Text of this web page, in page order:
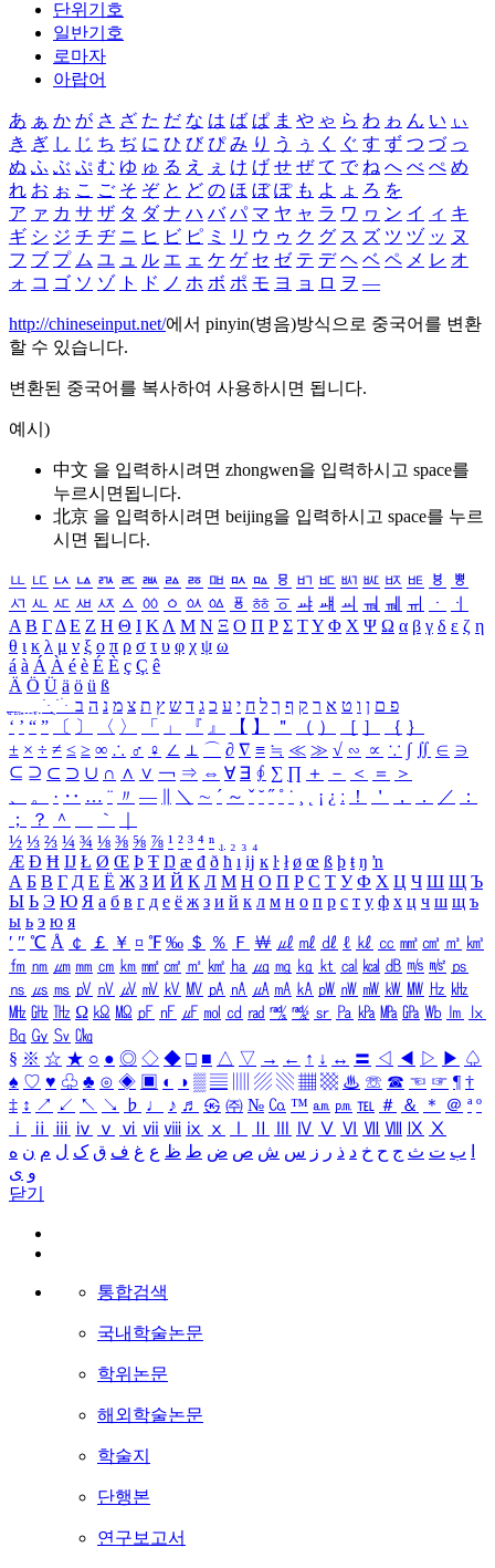
단위기호
일반기호
로마자
아랍어
あ ぁ か が さ ざ た だ な は ば ぱ ま や ゃ ら わ ゎ ん い ぃ
き ぎ し じ ち ぢ に ひ び ぴ み り う ぅ く ぐ す ず つ づ っ
ぬ ふ ぶ ぷ む ゆ ゅ る え ぇ け げ せ ぜ て で ね へ べ ぺ め
れ お ぉ こ ご そ ぞ と ど の ほ ぼ ぽ も よ ょ ろ を
ア ァ カ サ ザ タ ダ ナ ハ バ パ マ ヤ ャ ラ ワ ヮ ン イ ィ キ
ギ シ ジ チ ヂ ニ ヒ ビ ピ ミ リ ウ ゥ ク グ ス ズ ツ ヅ ッ ヌ
フ ブ プ ム ユ ュ ル エ ェ ケ ゲ セ ゼ テ デ ヘ ベ ペ メ レ オ
ォ コ ゴ ソ ゾ ト ド ノ ホ ボ ポ モ ヨ ョ ロ ヲ ―
http://chineseinput.net/에서 pinyin(병음)방식으로 중국어를 변환
할 수 있습니다.
변환된 중국어를 복사하여 사용하시면 됩니다.
예시)
中文 을 입력하시려면 zhongwen을 입력하시고 space를
누르시면됩니다.
北京 을 입력하시려면 beijing을 입력하시고 space를 누르
시면 됩니다.
ㅥ ㅦ ㅧ ㅨ ㅩ ㅪ ㅫ ㅬ ㅭ ㅮ ㅯ ㅰ ㅱ ㅲ ㅳ ㅴ ㅵ ㅶ ㅷ ㅸ
ㅹ
ㅺ ㅻ ㅼ ㅽ ㅾ ㅿ ㆀ ㆁ ㆂ ㆃ ㆄ ㆅ ㆆ ㆇ ㆈ ㆉ ㆊ ㆋ ㆌ ㆍ
ㆎ
Α Β ΓΔ Ε Ζ Η Θ Ι ΚΛ Μ Ν Ξ Ο Π Ρ Σ ΤΥ Φ Χ Ψ Ω α β γ δ ε ζ η
θ ι κ λ μ ν ξ ο π ρ σ τ υ φ χ ψ ω
á à Á À é è É È ç Ç ê
Ä Ö Ü ä ö ü ß
ִֶֹ ֻּ ׁׂ פ ם ן ו ט א ר ק ף ך ל ח י ע כ ג ד ש ץ ת צ מ נ ה ב
‘ ’ “ ” 〔 〕 〈 〉 「 」 『 』 【 】 ＂ （ ） ［ ］ ｛ ｝
± × ÷ ≠ ≤ ≥ ∞ ∴ ♂ ♀ ∠ ⊥ ⌒ ∂ ∇ ≡ ≒ ≪ ≫ √ ∽ ∝ ∵ ∫ ∬ ∈ ∋
⊆ ⊇ ⊂ ⊃ ∪ ∩ ∧ ∨ ￢ ⇒ ⇔ ∀ ∃ ∮ ∑ ∏ ＋ － ＜ ＝
＞
、
。 · ‥ … ¨ 〃 ― ＼ ∼ ´ ～ ˇ ˘ ˝ ˚ ˙ ¸ ¡ ¿ ː ！ ＇ ， ． ／
：
；
？ ＾ ｀
½ ⅓ ⅔ ¼ ¾ ⅛ ⅜ ⅝ ⅞ ¹ ² ³ ⁴ ⁿ ₁ ₂ ₃ ₄
Æ Ð Ħ Ĳ Ł Ø Œ Þ Ŧ Ŋ æ đ ð ħ ı ĳ ĸ ŀ ł ø œ ß þ ŧ ŋ ŉ
А Б В Г Д Е Ё Ж З И Й К Л М Н О П Р С Т У Ф Х Ц Ч Ш Щ Ъ
Ы Ь Э Ю Я а б в г д е ё ж з и й к л м н о п р с т у ф х ц ч ш щ ъ
ы ь э ю я
′ ″ ℃ Å ￠ ￡ ￥ ¤ ℉ ‰ ＄ ％ Ｆ ￦ ㎕ ㎖ ㎗ ℓ ㎘ ㏄ ㎣ ㎤ ㎥ ㎦
㎙ ㎚ ㎛ ㎜ ㎝ ㎞ ㎟ ㎠ ㎡ ㎢ ㏊ ㎍ ㎎ ㎏ ㏏ ㎈ ㎉ ㏈ ㎧ ㎨ ㎰
㎱ ㎲ ㎳ ㎴ ㎵ ㎶ ㎷ ㎸ ㎹ ㎀ ㎁ ㎂ ㎃ ㎄ ㎺ ㎻ ㎽ ㎾ ㎿ ㎐ ㎑
㎒ ㎓ ㎔ Ω ㏀ ㏁ ㎊ ㎋ ㎌ ㏖ ㏅ ㎭ ㎮ ㎯ ㏛ ㎩ ㎪ ㎫ ㎬ ㏝ ㏐
㏓
㏃ ㏉ ㏜ ㏆
§ ※ ☆ ★ ○ ● ◎ ◇ ◆ □ ■ △ ▽ → ← ↑ ↓ ↔ 〓 ◁ ◀ ▷ ▶ ♤
♠ ♡ ♥ ♧ ♣ ⊙ ◈ ▣ ◐ ◑ ▒ ▤ ▨ ▧ ▦ ▩ ♨ ☏ ☎ ☜ ☞ ¶ †
‡ ↕ ↗ ↙ ↖ ↘ ♭ ♩ ♪ ♬ ㉿ ㈜ № ㏇ ™ ㏂ ㏘ ℡ ＃ ＆ ＊ ＠ ª º
ⅰ
ⅱ ⅲ ⅳ ⅴ ⅵ ⅶ ⅷ ⅸ ⅹ Ⅳ Ⅴ Ⅵ Ⅶ Ⅷ Ⅸ Ⅹ
ب ت ث ج ح خ د ذ ر ز س ش ص ض ط ظ ع غ ف ق ک ل م ن ه
و ی
닫기
통합검색
국내학술논문
학위논문
해외학술논문
학술지
단행본
연구보고서